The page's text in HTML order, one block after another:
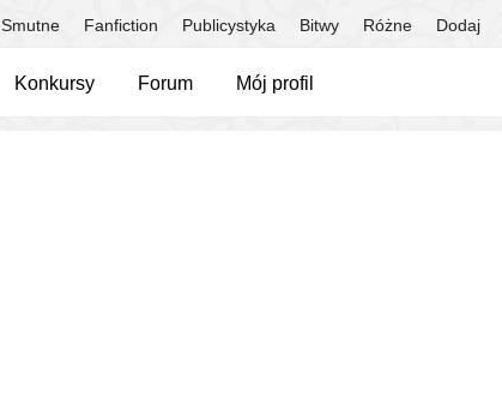
Smutne Fanfiction Publicystyka Bitwy Różne Dodaj
Konkursy Forum Mój profil